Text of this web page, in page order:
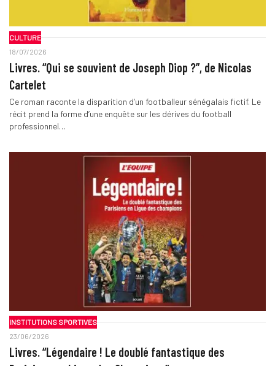
CULTURE
18/07/2026
Livres. “Qui se souvient de Joseph Diop ?”, de Nicolas
Cartelet
Ce roman raconte la disparition d’un footballeur sénégalais fictif. Le
récit prend la forme d’une enquête sur les dérives du football
professionnel…
INSTITUTIONS SPORTIVES
23/06/2026
Livres. “Légendaire ! Le doublé fantastique des